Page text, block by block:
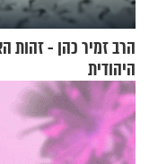
הרב זמיר כהן - זהות
היהודית